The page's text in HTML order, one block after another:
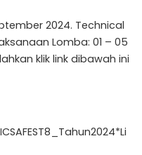
2024. Technical
Lomba: 01 – 05
klik link dibawah ini
*Li